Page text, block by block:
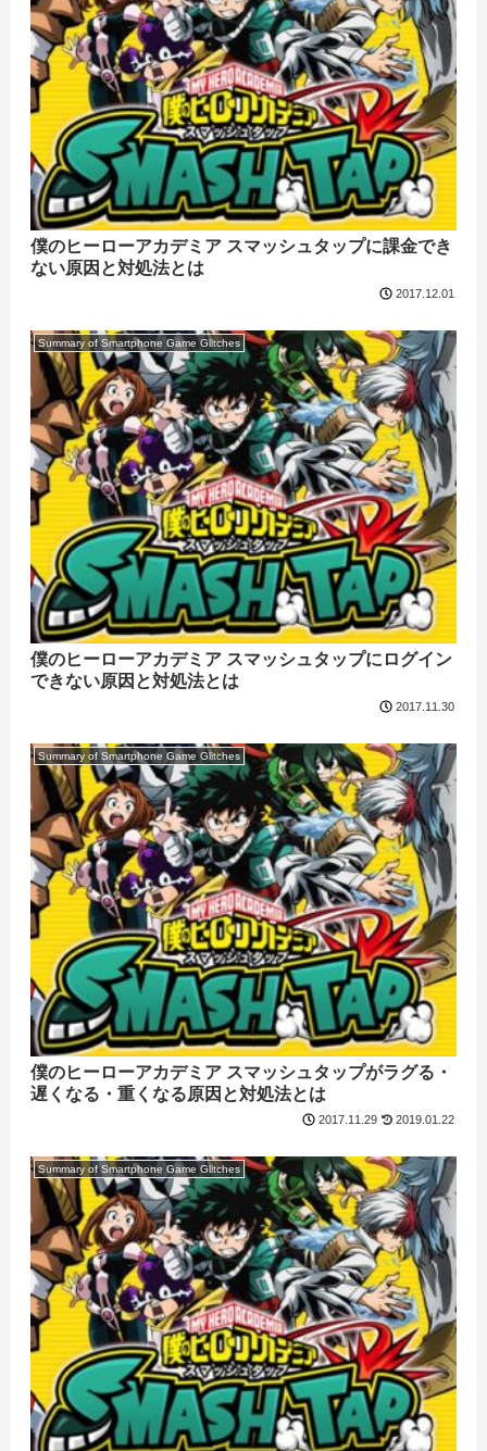
僕のヒーローアカデミア スマッシュタップに課金でき
ない原因と対処法とは
2017.12.01
Summary of Smartphone Game Glitches
僕のヒーローアカデミア スマッシュタップにログイン
できない原因と対処法とは
2017.11.30
Summary of Smartphone Game Glitches
僕のヒーローアカデミア スマッシュタップがラグる・
遅くなる・重くなる原因と対処法とは
2017.11.29 2019.01.22
Summary of Smartphone Game Glitches